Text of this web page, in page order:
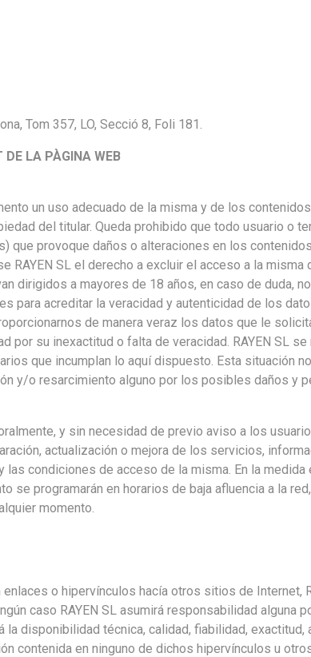
Tom 357, LO, Secció 8, Foli 181.
LA PÀGINA WEB
un uso adecuado de la misma y de los
del titular. Queda prohibido que todo usuario o
provoque daños o alteraciones en los
RAYEN SL el derecho a excluir el acceso a la misma
dirigidos a mayores de 18 años, en caso de duda,
para acreditar la veracidad y autenticidad de los
de manera veraz los datos que le
su inexactitud o falta de veracidad. RAYEN SL
que incumplan lo aquí dispuesto. Esta situación
y/o resarcimiento alguno por los posibles daños y
y sin necesidad de previo aviso a los
actualización o mejora de los servicios,
condiciones de acceso de la misma. En la medida
se programarán en horarios de baja afluencia a la
momento.
o hipervínculos hacía otros sitios de Internet,
caso RAYEN SL asumirá responsabilidad alguna
disponibilidad técnica, calidad, fiabilidad, exactitud,
contenida en ninguno de dichos hipervínculos u